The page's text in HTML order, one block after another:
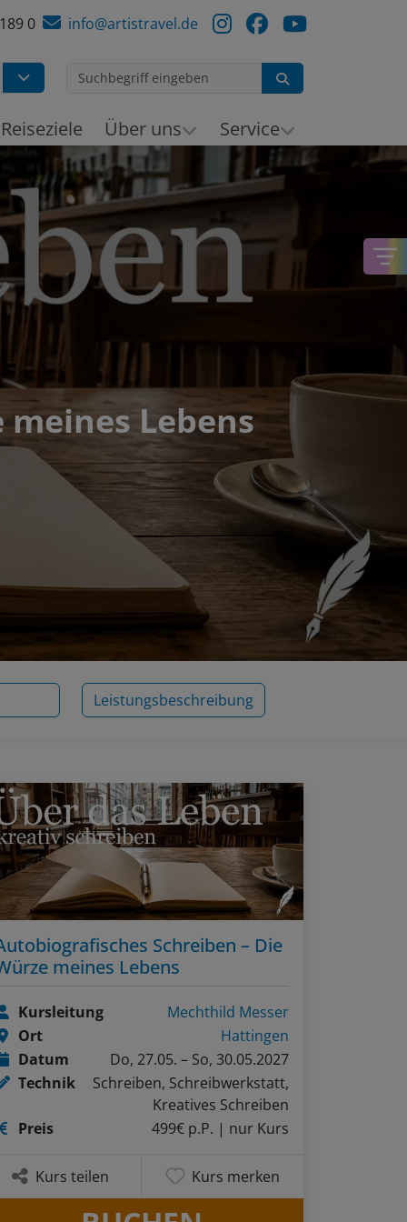
0 info@artistravel.de
Reiseziele Über uns Service
Lebens
Leistungsbeschreibung
Schreiben – Die
meines Lebens
Kursleitung
Mechthild Messer
Ort
Hattingen
Datum
Do, 27.05. – So, 30.05.2027
Technik
Schreiben, Schreibwerkstatt,
Kreatives Schreiben
Preis
499€ p.P. | nur Kurs
Kurs teilen Kurs merken